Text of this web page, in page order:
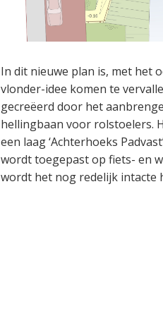
In dit nieuwe plan is, met het
vlonder-idee komen te
gecreëerd door het
hellingbaan voor rolstoelers.
een laag ‘Achterhoeks
wordt toegepast op fiets- en
wordt het nog redelijk intacte